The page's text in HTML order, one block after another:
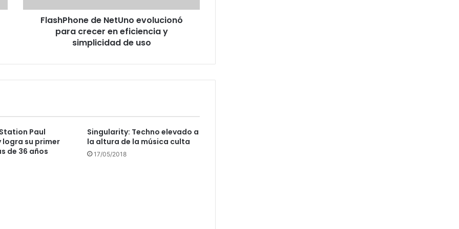
y
simplicidadFlashPhone de NetUno evolucionó
para crecer en eficiencia y
simplicidad de uso
Paul
logra su primer
de 36 años
Singularity: Techno elevado a
la altura de la música culta
17/05/2018